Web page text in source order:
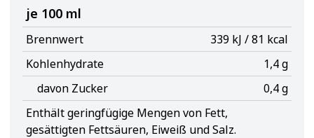
je 100 ml
Brennwert
339 kJ / 81 kcal
Kohlenhydrate
1,4 g
davon Zucker
0,4 g
Enthält geringfügige Mengen von Fett,
gesättigten Fettsäuren, Eiweiß und Salz.